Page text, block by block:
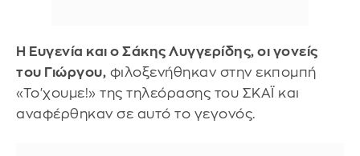
Η Ευγενία και ο Σάκης Λυγγερίδης, οι γονείς
του Γιώργου, φιλοξενήθηκαν στην εκπομπή
«Το'χουμε!» της τηλεόρασης του ΣΚΑΪ και
αναφέρθηκαν σε αυτό το γεγονός.